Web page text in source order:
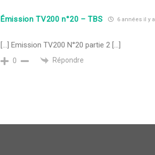
Émission TV200 n°20 – TBS 6 années il y a
[…] Emission TV200 N°20 partie 2 […]
0 Répondre